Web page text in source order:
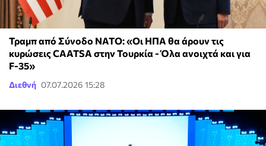
Τραμπ από Σύνοδο ΝΑΤΟ: «Οι ΗΠΑ θα άρουν τις
κυρώσεις CAATSA στην Τουρκία - Όλα ανοιχτά και για
F-35»
Διεθνή 07.07.2026 15:28